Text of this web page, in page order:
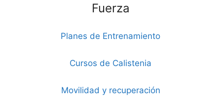
Fuerza
Planes de Entrenamiento
Cursos de Calistenia
Movilidad y recuperación